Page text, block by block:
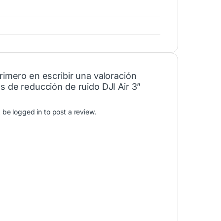
en escribir una valoración
de reducción de ruido DJI Air 3”
be logged in to post a review.